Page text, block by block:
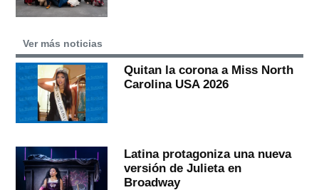
Ver más noticias
Quitan la corona a Miss North
Carolina USA 2026
Latina protagoniza una nueva
versión de Julieta en
Broadway